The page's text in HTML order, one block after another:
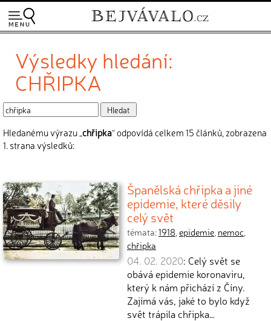
Výsledky hledání:
CHŘIPKA
Hledanému výrazu „chřipka“ odpovídá celkem 15 článků, zobrazena
1. strana výsledků:
Španělská chřipka a jiné
epidemie, které děsily
celý svět
témata:1918,epidemie, nemoc,
chřipka
04. 02. 2020: Celý svět se
obává epidemie koronaviru,
který k nám přichází z Číny.
Zajímá vás, jaké to bylo když
svět trápila chřipka…